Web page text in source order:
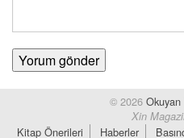
© 2026Okuyan
Xin
Kitap Önerileri Haberler